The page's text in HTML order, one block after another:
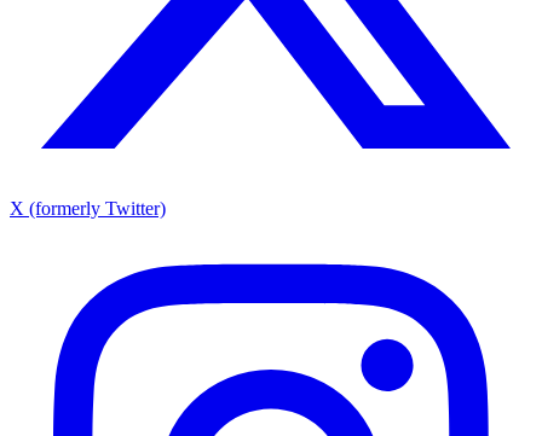
X (formerly Twitter)